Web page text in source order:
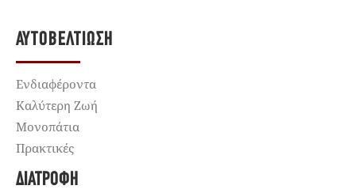
ΑΥΤΟΒΕΛΤΊΩΣΗ
Ενδιαφέροντα
Καλύτερη Ζωή
Μονοπάτια
Πρακτικές
ΔΙΑΤΡΟΦΉ